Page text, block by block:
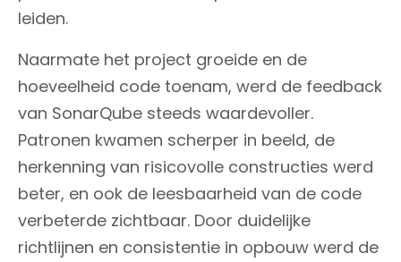
leiden.
Naarmate het project groeide en de
hoeveelheid code toenam, werd de feedback
van SonarQube steeds waardevoller.
Patronen kwamen scherper in beeld, de
herkenning van risicovolle constructies werd
beter, en ook de leesbaarheid van de code
verbeterde zichtbaar. Door duidelijke
richtlijnen en consistentie in opbouw werd de